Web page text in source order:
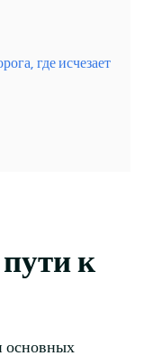
где исчезает
к
основных